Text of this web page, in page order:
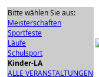
Bitte wählen Sie aus:
Meisterschaften
Sportfeste
Läufe
Schulsport
Kinder-LA
ALLE VERANSTALTUNGEN